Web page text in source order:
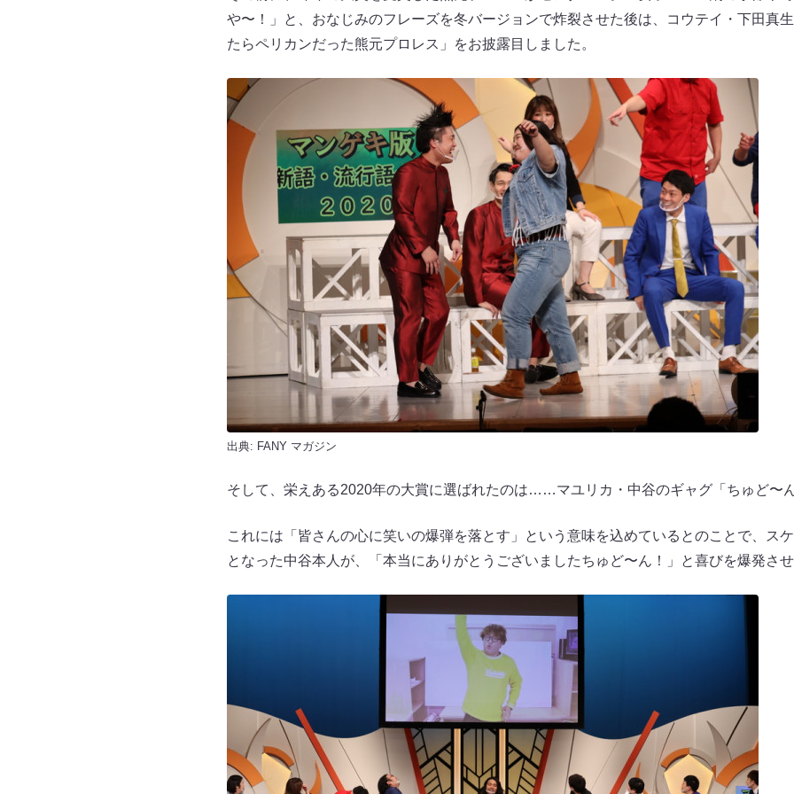
や〜！」と、おなじみのフレーズを冬バージョンで炸裂させた後は、コウテイ・下田真
たらペリカンだった熊元プロレス」をお披露目しました。
出典: FANY マガジン
そして、栄えある2020年の大賞に選ばれたのは……マユリカ・中谷のギャグ「ちゅど〜ん
これには「皆さんの心に笑いの爆弾を落とす」という意味を込めているとのことで、ス
となった中谷本人が、「本当にありがとうございましたちゅど〜ん！」と喜びを爆発させ